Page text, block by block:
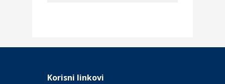
Daruvarske toplice – ljekovita
Korisni linkovi